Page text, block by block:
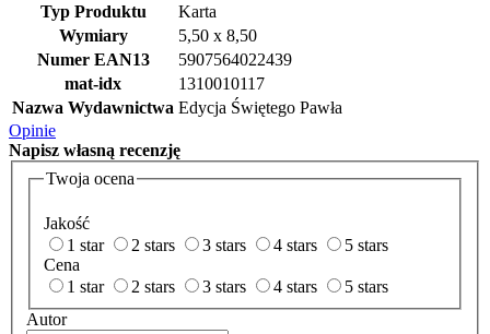
Typ Produktu
Karta
Wymiary
5,50 x 8,50
Numer EAN13
5907564022439
mat-idx
1310010117
Nazwa Wydawnictwa Edycja Świętego Pawła
Opinie
Napisz własną recenzję
Twoja ocena
Jakość
1 star
2 stars 3 stars 4 stars
5 stars
Cena
1 star
2 stars 3 stars 4 stars
5 stars
Autor